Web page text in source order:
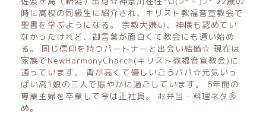
時に高校の同級生に紹介され、キリスト教福音宣教会で
聖書を学ぶようになる。 宗教大嫌い、神様も認めてい
なかったけれど、御言葉が面白くて教会にも通い始め
る。 同じ信仰を持つパートナーと出会い結婚☆ 現在は
家族でNewHarmonyCharch(キリスト教福音宣教会)に
通っています。 背が高くて優しいごうパパ☆元気いっ
ぱい高1娘の三人で賑やかに過ごしています。 6年間の
専業主婦を卒業して今は正社員。 お弁当・料理ネタ多
め。